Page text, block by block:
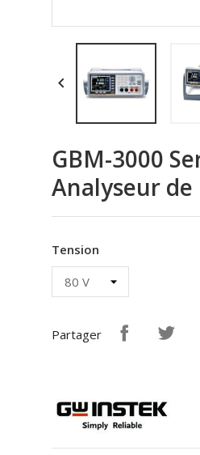

GBM-3000
Analyseur
Tension
Partager